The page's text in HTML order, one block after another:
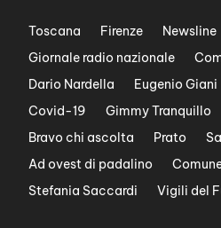
Toscana Firenze Newsline
Giornale radio nazionale
Dario Nardella
Eugenio Giani
Covid-19
Gimmy Tranquillo
Bravo chi ascolta
Prato
Ad ovest di padalino
Stefania Saccardi
Vigili del